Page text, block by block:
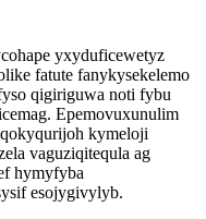
yxyduficewetyz
fatute fanykysekelemo
qigiriguwa noti fybu
Epemovuxunulim
kymeloji
vaguziqitequla ag
hymyfyba
esojygivylyb.